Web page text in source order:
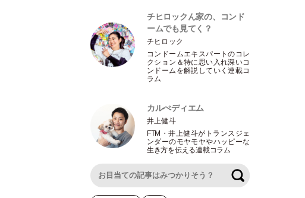
チヒロックん家の、コンド
ームでも見てく？
チヒロック
コンドームエキスパートのコレ
クション＆特に思い入れ深いコ
ンドームを解説していく連載コ
ラム
カルぺディエム
井上健斗
FTM ・井上健斗がトランスジェ
ンダーのモヤモヤやハッピーな
生き方を伝える連載コラム